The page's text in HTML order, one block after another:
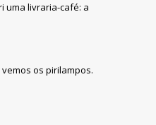
uma livraria-café: a
vemos os pirilampos.